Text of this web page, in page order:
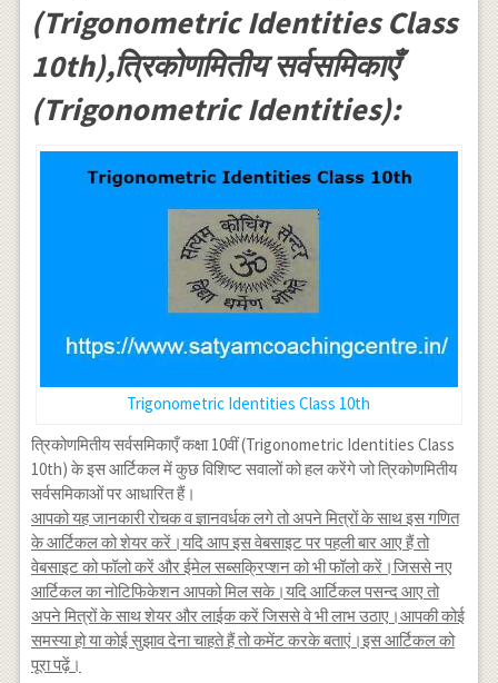
(Trigonometric Identities Class
10th),त्रिकोणमितीय सर्वसमिकाएँ
(Trigonometric Identities):
Trigonometric Identities Class 10th
त्रिकोणमितीय सर्वसमिकाएँ कक्षा 10वीं (Trigonometric Identities Class
10th) के इस आर्टिकल में कुछ विशिष्ट सवालों को हल करेंगे जो त्रिकोणमितीय
सर्वसमिकाओं पर आधारित हैं।
आपको यह जानकारी रोचक व ज्ञानवर्धक लगे तो अपने मित्रों के साथ इस गणित
के आर्टिकल को शेयर करें।यदि आप इस वेबसाइट पर पहली बार आए हैं तो
वेबसाइट को फॉलो करें और ईमेल सब्सक्रिप्शन को भी फॉलो करें।जिससे नए
आर्टिकल का नोटिफिकेशन आपको मिल सके।यदि आर्टिकल पसन्द आए तो
अपने मित्रों के साथ शेयर और लाईक करें जिससे वे भी लाभ उठाए।आपकी कोई
समस्या हो या कोई सुझाव देना चाहते हैं तो कमेंट करके बताएं।इस आर्टिकल को
पूरा पढ़ें।